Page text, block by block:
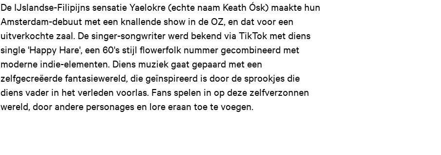
De IJslandse-Filipijns sensatie Yaelokre (echte naam Keath Ósk) maakte hun
Amsterdam-debuut met een knallende show in de OZ, en dat voor een
uitverkochte zaal. De singer-songwriter werd bekend via TikTok met diens
single 'Happy Hare', een 60's stijl flowerfolk nummer gecombineerd met
moderne indie-elementen. Diens muziek gaat gepaard met een
zelfgecreëerde fantasiewereld, die geïnspireerd is door de sprookjes die
diens vader in het verleden voorlas. Fans spelen in op deze zelfverzonnen
wereld, door andere personages en lore eraan toe te voegen.